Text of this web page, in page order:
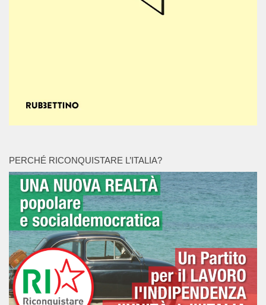
PERCHÉ RICONQUISTARE L’ITALIA?